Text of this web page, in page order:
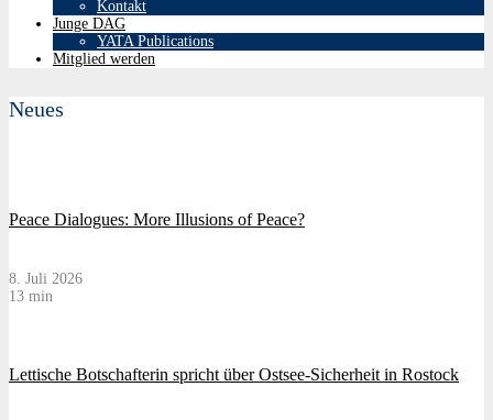
Kontakt
Junge DAG
YATA Publications
Mitglied werden
Neues
Peace Dialogues: More Illusions of Peace?
8. Juli 2026
13 min
Lettische Botschafterin spricht über Ostsee-Sicherheit in Rostock